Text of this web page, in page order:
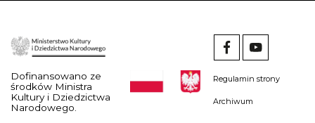
Dofinansowano ze
środków Ministra
Kultury i Dziedzictwa
Narodowego.
Regulamin strony
Archiwum